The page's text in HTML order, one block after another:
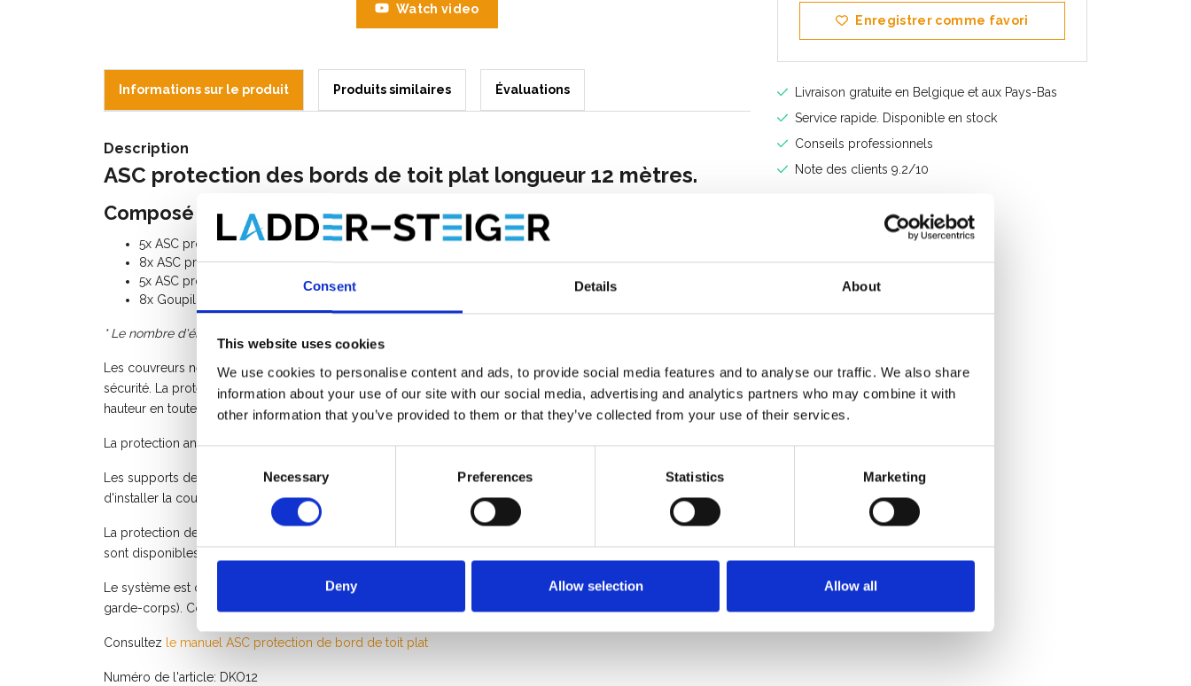
Consent Details About
This website uses cookies
We use cookies to personalise content and ads, to provide social media features and to analyse our traffic. We also share
information about your use of our site with our social media, advertising and analytics partners who may combine it with
other information that you’ve provided to them or that they’ve collected from your use of their services.
Selection
Necessary Preferences Statistics Marketing
Deny Allow selection Allow all
Enregistrer comme favori
Livraison gratuite en Belgique et aux Pays-Bas
Service rapide. Disponible en stock
Conseils professionnels
Note des clients 9.2/10
Watch video
Informations sur le produit Produits similaires Évaluations
Description
ASC protection des bords de toit plat longueur 12 mètres.
Composé du kit:
5x ASC protection anti-chute toit plat montant pliable
8x ASC protection anti-chute toit plat garde-corps longueur 3 m
5x ASC protection anti-chute toit plat contrepoids 22,5 Kg
8x Goupilles de sécurité
* Le nombre d'éléments sur les images peut différer. La liste de pièces ci-dessus s'applique.
Les couvreurs ne peuvent pas se passer de la protection des bords de toit pour effectuer leur travail en toute
sécurité. La protection des bords de toit ASC offre une solution efficace, fiable et pratique pour travailler en
hauteur en toute sécurité, votre sécurité est notre priorité.
La protection antichute ASC pour les toits plats est facile et rapide à installer et à démonter.
Les supports de garde-corps pliables prennent peu de place pendant le transport. Le montant pliant permet
d'installer la couverture sans démonter ou déplacer la protection des bords de toit.
La protection des rives de toit ASC s'adapte à différentes tailles et formes de toits. Des pièces d'angle adaptées
sont disponibles pour les coins.
Le système est conçu pour une charge de pointe de 300 kg au point le plus faible (le centre des sections du
garde-corps). Conforme à la norme européenne NEN-EN 13374, classe A.
Consultez le manuel ASC protection de bord de toit plat
Numéro de l'article: DKO12